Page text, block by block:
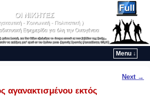
Menu ↓
Next →
αγανακτισμένου εκτός